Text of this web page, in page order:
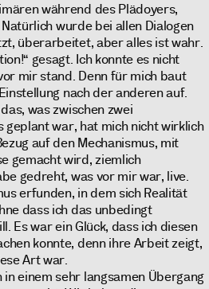
während des Plädoyers,
wurde bei allen Dialogen
überarbeitet, aber alles ist wahr.
gesagt. Ich konnte es nicht
mir stand. Denn für mich baut
nach der anderen auf.
was zwischen zwei
geplant war, hat mich nicht wirklich
auf den Mechanismus, mit
gemacht wird, ziemlich
gedreht, was vor mir war, live.
erfunden, in dem sich Realität
dass ich das unbedingt
Es war ein Glück, dass ich diesen
konnte, denn ihre Arbeit zeigt,
Art war.
einem sehr langsamen Übergang